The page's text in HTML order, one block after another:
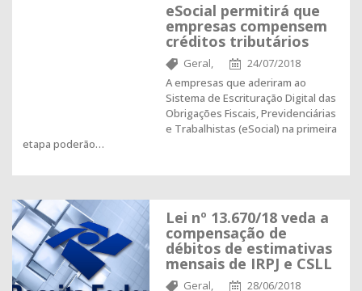
eSocial permitirá que
empresas compensem
créditos tributários
Geral,
24/07/2018
A empresas que aderiram ao
Sistema de Escrituração Digital das
Obrigações Fiscais, Previdenciárias
e Trabalhistas (eSocial) na primeira
etapa poderão…
Lei nº 13.670/18 veda a
compensação de
débitos de estimativas
mensais de IRPJ e CSLL
Geral, 28/06/2018